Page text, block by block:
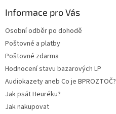
Informace pro Vás
Osobní odběr po dohodě
Poštovné a platby
Poštovné zdarma
Hodnocení stavu bazarových LP
Audiokazety aneb Co je BPROZTOČ?
Jak psát Heuréku?
Jak nakupovat